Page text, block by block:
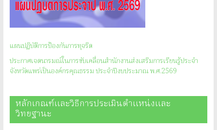
แผนปฏิบัติการป้องกันการทุจริต
ประกาศเจตนารมณ์ในการขับเคลื่อนสำนักงานส่งเสริมการเรียนรู้ประจำ
จังหวัดแพร่เป็นองค์กรคุณธรรม ประจำปีงบประมาณ พ.ศ.2569
หลักเกณฑ์และวิธีการประเมินตำแหน่งและ
วิทยฐานะ